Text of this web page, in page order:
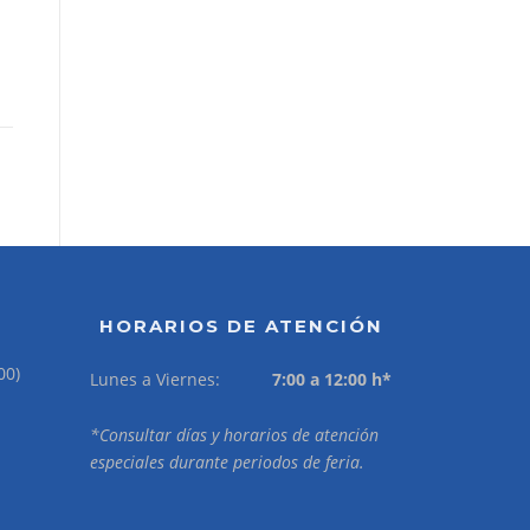
HORARIOS DE ATENCIÓN
Lunes a Viernes: 7:00 a 12:00 h*
*Consultar días y horarios de atención
especiales durante periodos de feria.